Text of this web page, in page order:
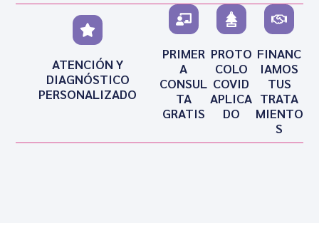
ATENCIÓN Y
DIAGNÓSTICO
PERSONALIZADO
PRIMER
A
CONSUL
TA
GRATIS
PROTO
COLO
COVID
APLICA
DO
FINANC
IAMOS
TUS
TRATA
MIENTO
S